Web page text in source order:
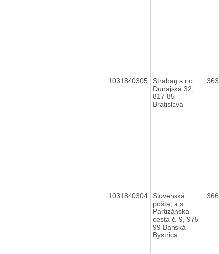
1031840305
Strabag s.r.o
Dunajská 32,
817 85
Bratislava
1031840304
Slovenská
pošta, a.s.
Partizánska
cesta č. 9, 975
99 Banská
Bystrica